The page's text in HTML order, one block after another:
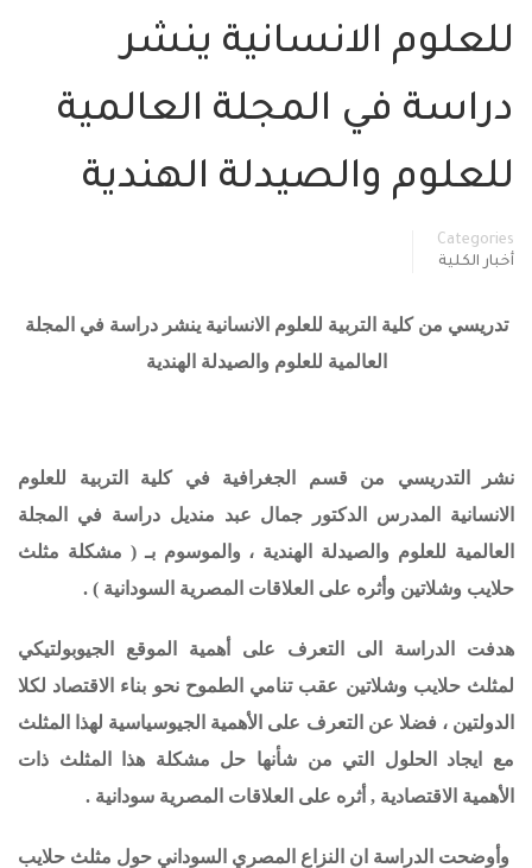
للعلوم الانسانية ينشر
دراسة في المجلة العالمية
للعلوم والصيدلة الهندية
Categories
أخبار الكلية
تدريسي من كلية التربية للعلوم الانسانية ينشر دراسة في المجلة
العالمية للعلوم والصيدلة الهندية
نشر التدريسي من قسم الجغرافية في كلية التربية للعلوم
الانسانية المدرس الدكتور جمال عبد منديل دراسة في المجلة
العالمية للعلوم والصيدلة الهندية ، والموسوم بـ ( مشكلة مثلث
حلايب وشلاتين وأثره على العلاقات المصرية السودانية ) .
هدفت الدراسة الى التعرف على أهمية الموقع الجيوبولتيكي
لمثلث حلايب وشلاتين عقب تنامي الطموح نحو بناء الاقتصاد لكلا
الدولتين ، فضلا عن التعرف على الأهمية الجيوسياسية لهذا المثلث
مع ايجاد الحلول التي من شأنها حل مشكلة هذا المثلث ذات
الأهمية الاقتصادية , أثره على العلاقات المصرية سودانية .
وأوضحت الدراسة ان النزاع المصري السوداني حول مثلث حلايب